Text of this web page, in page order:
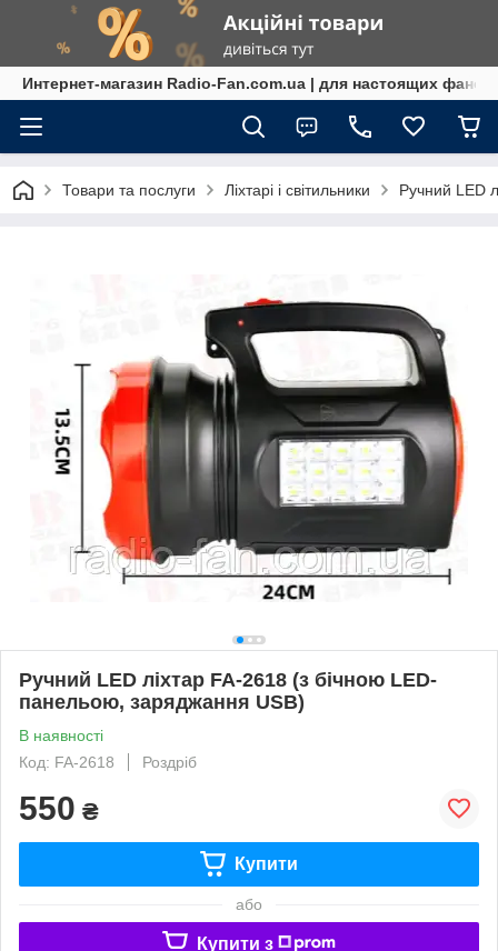
Интернет-магазин Radio-Fan.com.ua | для настоящих фанов!
Товари та послуги Ліхтарі і світильники Ручний LED
Ручний LED ліхтар FA-2618 (з бічною LED-
панельою, заряджання USB)
В наявності
Код: FA-2618
Роздріб
550 ₴
Купити
або
Купити з